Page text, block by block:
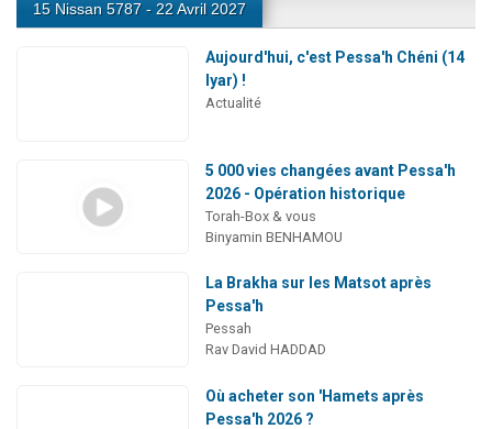
15 Nissan 5787 - 22 Avril 2027
Aujourd'hui, c'est Pessa'h Chéni (14
Iyar) !
Actualité
5 000 vies changées avant Pessa'h
2026 - Opération historique
Torah-Box & vous
Binyamin BENHAMOU
La Brakha sur les Matsot après
Pessa'h
Pessah
Rav David HADDAD
Où acheter son 'Hamets après
Pessa'h 2026 ?